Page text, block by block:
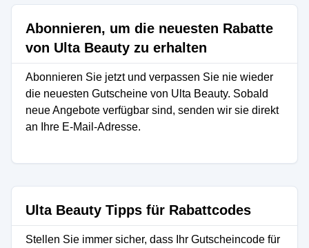
Abonnieren, um die neuesten Rabatte
von Ulta Beauty zu erhalten
Abonnieren Sie jetzt und verpassen Sie nie wieder
die neuesten Gutscheine von Ulta Beauty. Sobald
neue Angebote verfügbar sind, senden wir sie direkt
an Ihre E-Mail-Adresse.
Ulta Beauty Tipps für Rabattcodes
Stellen Sie immer sicher, dass Ihr Gutscheincode für